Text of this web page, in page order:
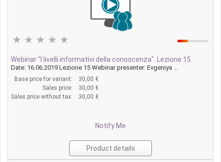
Webinar "I livelli informativi della conoscenza". Lezione 15
Date: 16.06.2019 Lezione 15 Webinar presenter: Evgeniya ...
Base price for variant:
30,00 €
Sales price:
30,00 €
Sales price without tax:
30,00 €
Notify Me
Product details